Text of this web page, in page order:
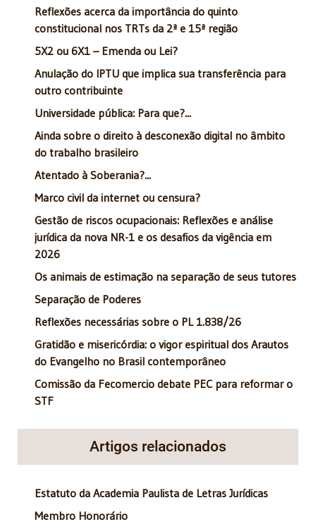
Reflexões acerca da importância do quinto
constitucional nos TRTs da 2ª e 15ª região
5X2 ou 6X1 – Emenda ou Lei?
Anulação do IPTU que implica sua transferência para
outro contribuinte
Universidade pública: Para que?...
Ainda sobre o direito à desconexão digital no âmbito
do trabalho brasileiro
Atentado à Soberania?...
Marco civil da internet ou censura?
Gestão de riscos ocupacionais: Reflexões e análise
jurídica da nova NR-1 e os desafios da vigência em
2026
Os animais de estimação na separação de seus tutores
Separação de Poderes
Reflexões necessárias sobre o PL 1.838/26
Gratidão e misericórdia: o vigor espiritual dos Arautos
do Evangelho no Brasil contemporâneo
Comissão da Fecomercio debate PEC para reformar o
STF
Artigos relacionados
Estatuto da Academia Paulista de Letras Jurídicas
Membro Honorário